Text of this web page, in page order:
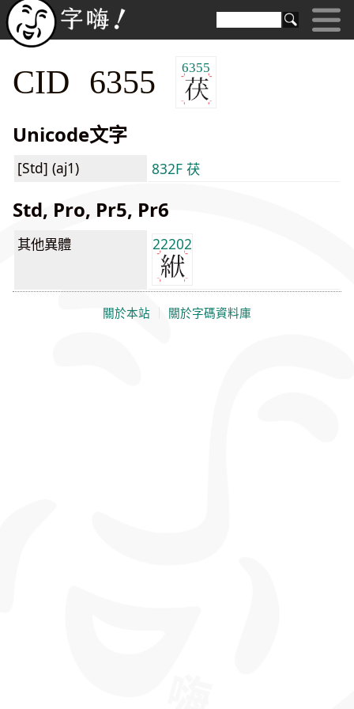
CID 6355 6355
Unicode文字
[Std] (aj1) 832F 茯
Std, Pro, Pr5, Pr6
其他異體 22202
關於本站 關於字碼資料庫